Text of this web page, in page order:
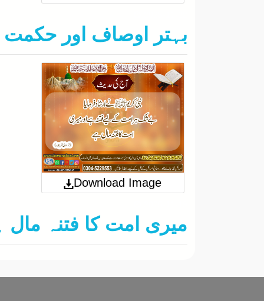
بہتر اوصاف اور
Download Image
میری امت کا فتنہ مال